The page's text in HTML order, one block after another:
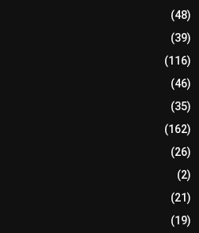
(48)
(39)
(116)
(46)
(35)
(162)
(26)
(2)
(21)
(19)